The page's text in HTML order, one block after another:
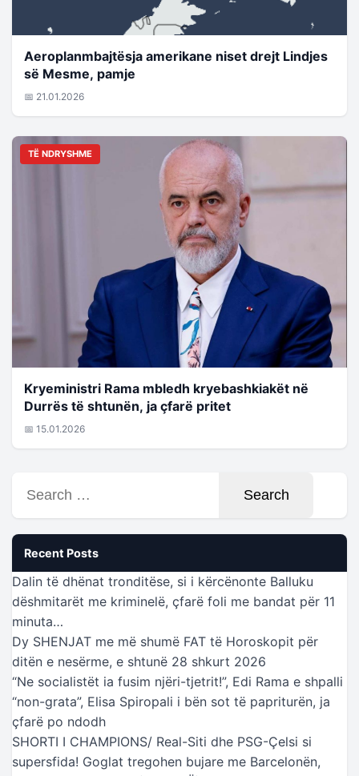
Aeroplanmbajtësja amerikane niset drejt Lindjes
së Mesme, pamje
📅 21.01.2026
TË NDRYSHME
Kryeministri Rama mbledh kryebashkiakët në
Durrës të shtunën, ja çfarë pritet
📅 15.01.2026
for:
Recent Posts
Dalin të dhënat tronditëse, si i kërcënonte Balluku
dëshmitarët me kriminelë, çfarë foli me bandat për 11
minuta…
Dy SHENJAT me më shumë FAT të Horoskopit për
ditën e nesërme, e shtunë 28 shkurt 2026
“Ne socialistët ia fusim njëri-tjetrit!”, Edi Rama e shpalli
“non-grata”, Elisa Spiropali i bën sot të papriturën, ja
çfarë po ndodh
SHORTI I CHAMPIONS/ Real-Siti dhe PSG-Çelsi si
supersfida! Goglat tregohen bujare me Barcelonën,